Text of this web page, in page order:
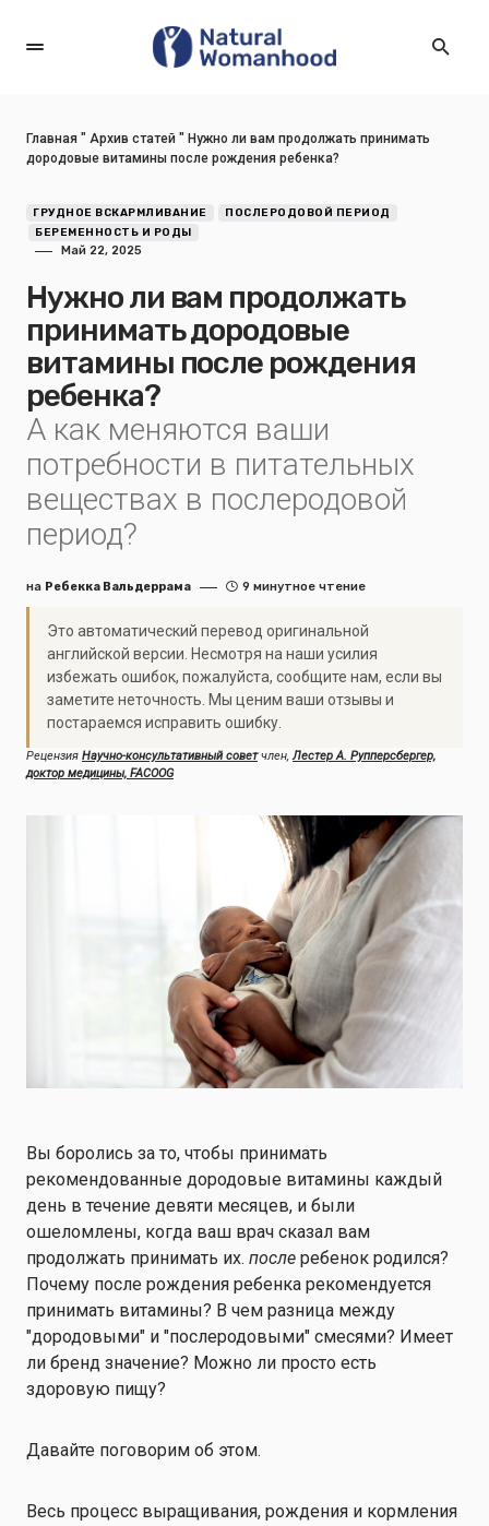
Главная " Архив статей " Нужно ли вам продолжать принимать
дородовые витамины после рождения ребенка?
ГРУДНОЕ ВСКАРМЛИВАНИЕ
ПОСЛЕРОДОВОЙ ПЕРИОД
БЕРЕМЕННОСТЬ И РОДЫ
Май 22, 2025
Нужно ли вам продолжать
принимать дородовые
витамины после рождения
ребенка?
А как меняются ваши
потребности в питательных
веществах в послеродовой
период?
на Ребекка Вальдеррама 9 минутное чтение
Это автоматический перевод оригинальной
английской версии. Несмотря на наши усилия
избежать ошибок, пожалуйста, сообщите нам, если вы
заметите неточность. Мы ценим ваши отзывы и
постараемся исправить ошибку.
Рецензия Научно-консультативный советчлен,Лестер А. Рупперсбергер,
доктор медицины, FACOOG
Вы боролись за то, чтобы принимать
рекомендованные дородовые витамины каждый
день в течение девяти месяцев, и были
ошеломлены, когда ваш врач сказал вам
продолжать принимать их. после ребенок родился?
Почему после рождения ребенка рекомендуется
принимать витамины? В чем разница между
"дородовыми" и "послеродовыми" смесями? Имеет
ли бренд значение? Можно ли просто есть
здоровую пищу?
Давайте поговорим об этом.
Весь процесс выращивания, рождения и кормления